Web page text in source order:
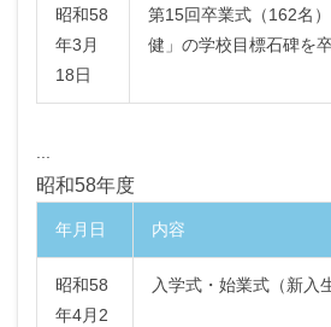
昭和58
年3月
18日
第15回卒業式（162名
健」の学校目標石碑を
昭和58年度
年月日 内容
昭和58
年4月2
入学式・始業式（新入